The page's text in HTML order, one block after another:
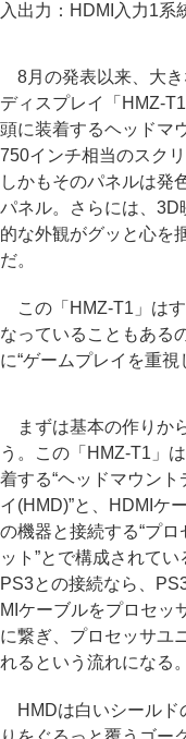
入出力：HDMI入力1系
8月の発表以来、大き
ディスプレイ「HMZ-
頭に装着するヘッドマ
750インチ相当のスク
しかもそのパネルは発
パネル。さらには、
的な外観がグッと心を
だ。
この「HMZ-T1」は
なっていることもある
に“ゲームプレイを重視
まずは基本の作りか
う。この「HMZ-T1」
着する“ヘッドマウント
イ(HMD)”と、HDMIケ
の機器と接続する“プロ
ット”とで構成されて
PS3との接続なら、
MIケーブルをプロセッ
に繋ぎ、プロセッサユ
れるという流れになる。
HMDは白いシールド